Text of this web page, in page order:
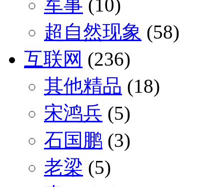
军事 (10)
超自然现象 (58)
互联网 (236)
其他精品 (18)
宋鸿兵 (5)
石国鹏 (3)
老梁 (5)